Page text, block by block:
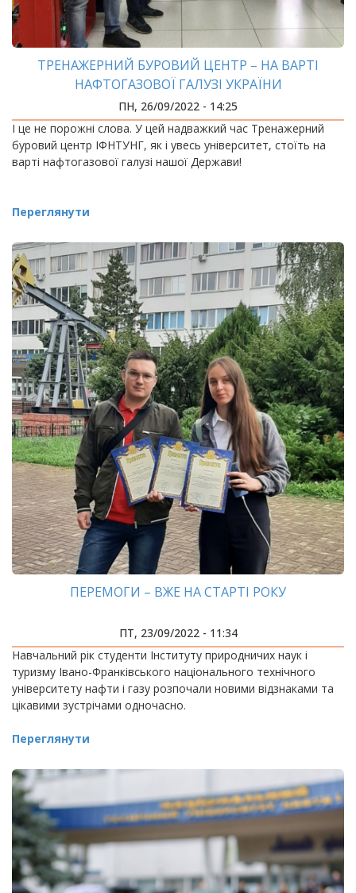
ТРЕНАЖЕРНИЙ БУРОВИЙ ЦЕНТР – НА ВАРТІ
НАФТОГАЗОВОЇ ГАЛУЗІ УКРАЇНИ
ПН, 26/09/2022 - 14:25
І це не порожні слова. У цей надважкий час Тренажерний
буровий центр ІФНТУНГ, як і увесь університет, стоїть на
варті нафтогазової галузі нашої Держави!
Переглянути
ПЕРЕМОГИ – ВЖЕ НА СТАРТІ РОКУ
ПТ, 23/09/2022 - 11:34
Навчальний рік студенти Інституту природничих наук і
туризму Івано-Франківського національного технічного
університету нафти і газу розпочали новими відзнаками та
цікавими зустрічами одночасно.
Переглянути